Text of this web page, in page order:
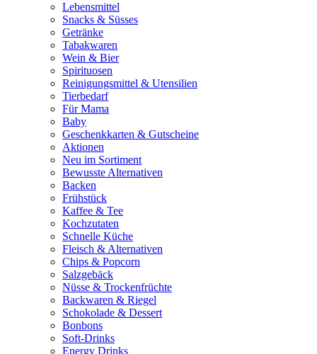
Lebensmittel
Snacks & Süsses
Getränke
Tabakwaren
Wein & Bier
Spirituosen
Reinigungsmittel & Utensilien
Tierbedarf
Für Mama
Baby
Geschenkkarten & Gutscheine
Aktionen
Neu im Sortiment
Bewusste Alternativen
Backen
Frühstück
Kaffee & Tee
Kochzutaten
Schnelle Küche
Fleisch & Alternativen
Chips & Popcorn
Salzgebäck
Nüsse & Trockenfrüchte
Backwaren & Riegel
Schokolade & Dessert
Bonbons
Soft-Drinks
Energy Drinks